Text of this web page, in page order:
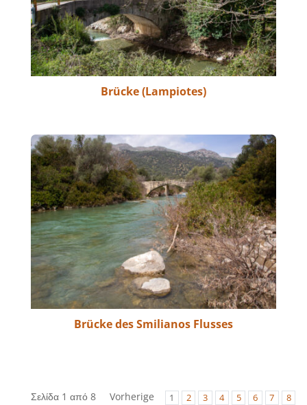
Brücke (Lampiotes)
Brücke des Smilianos Flusses
Σελίδα 1 από 8 Vorherige 1 2 3 4 5 6 7 8